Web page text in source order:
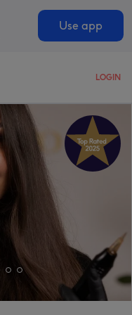
Use app
LOGIN